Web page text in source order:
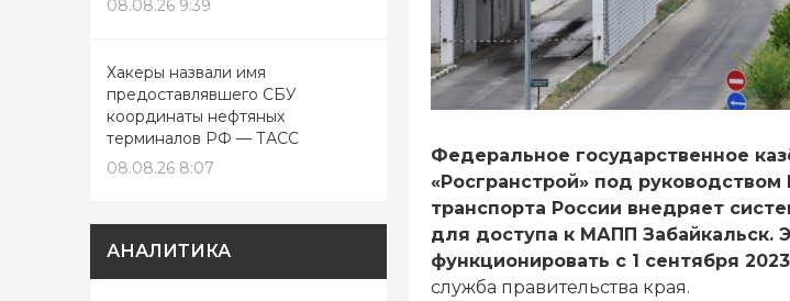
08.08.26 9:39
Хакеры назвали имя
предоставлявшего СБУ
координаты нефтяных
терминалов РФ — ТАСС
08.08.26 8:07
АНАЛИТИКА
Федеральное государственное
«Росгранстрой» под руководством
транспорта России внедряет
для доступа к МАПП Забайкальск.
функционировать с 1 сентября
служба правительства края.